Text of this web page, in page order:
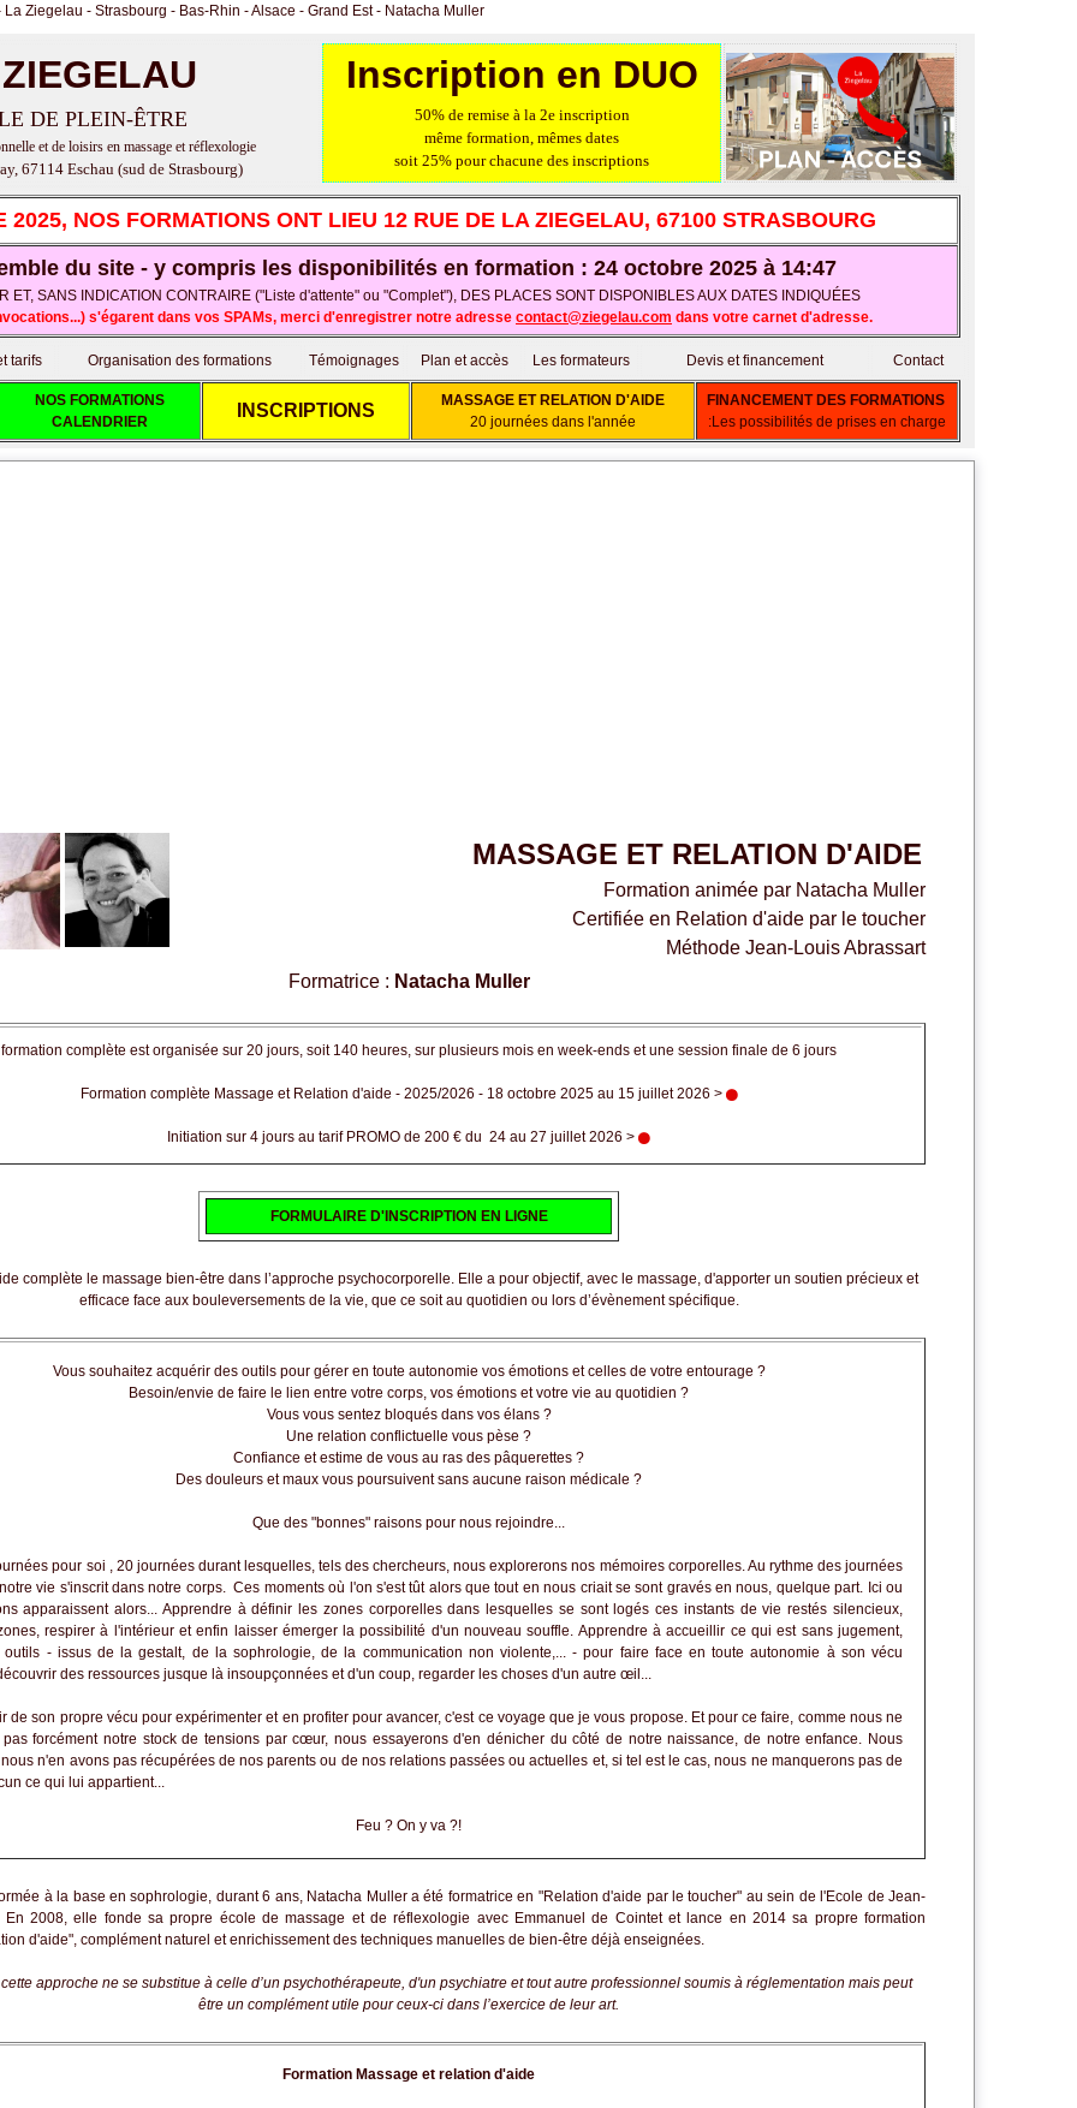
Ziegelau - Strasbourg - Bas-Rhin - Alsace - Grand Est - Natacha Muller
DE PLEIN-ÊTRE
et de loisirs en massage et réflexologie
67114 Eschau (sud de Strasbourg)
Inscription en DUO
50% de remise à la 2e inscription
même formation, mêmes dates
soit 25% pour chacune des inscriptions
2025, NOS FORMATIONS ONT LIEU 12 RUE DE LA ZIEGELAU, 67100 STRASBOURG
du site - y compris les disponibilités en formation : 24 octobre 2025 à 14:47
ET, SANS INDICATION CONTRAIRE ("Liste d'attente" ou "Complet"), DES PLACES SONT DISPONIBLES AUX DATES INDIQUÉES
s'égarent dans vos SPAMs, merci d'enregistrer notre adresse contact@ziegelau.com dans votre carnet d'adresse.
tarifs Organisation des formations Témoignages Plan et accès Les formateurs Devis et financement Contact
NOS FORMATIONS
CALENDRIER
INSCRIPTIONS
MASSAGE ET RELATION D'AIDE
20 journées dans l'année
FINANCEMENT DES FORMATIONS
:Les possibilités de prises en charge
MASSAGE ET RELATION D'AIDE
Formation animée par Natacha Muller
Certifiée en Relation d'aide par le toucher
Méthode Jean-Louis Abrassart
Formatrice : Natacha Muller
complète est organisée sur 20 jours, soit 140 heures, sur plusieurs mois en week-ends et une session finale de 6 jours
Formation complète Massage et Relation d'aide - 2025/2026 - 18 octobre 2025 au 15 juillet 2026 >
Initiation sur 4 jours au tarif PROMO de 200 € du 24 au 27 juillet 2026 >
FORMULAIRE D'INSCRIPTION EN LIGNE
complète le massage bien-être dans l’approche psychocorporelle. Elle a pour objectif, avec le massage, d'apporter un soutien précieux et
efficace face aux bouleversements de la vie, que ce soit au quotidien ou lors d’évènement spécifique.
Vous souhaitez acquérir des outils pour gérer en toute autonomie vos émotions et celles de votre entourage ?
Besoin/envie de faire le lien entre votre corps, vos émotions et votre vie au quotidien ?
Vous vous sentez bloqués dans vos élans ?
Une relation conflictuelle vous pèse ?
Confiance et estime de vous au ras des pâquerettes ?
Des douleurs et maux vous poursuivent sans aucune raison médicale ?
Que des "bonnes" raisons pour nous rejoindre...
soi , 20 journées durant lesquelles, tels des chercheurs, nous explorerons nos mémoires corporelles. Au rythme des journées
vie s'inscrit dans notre corps. Ces moments où l'on s'est tût alors que tout en nous criait se sont gravés en nous, quelque part. Ici ou
apparaissent alors... Apprendre à définir les zones corporelles dans lesquelles se sont logés ces instants de vie restés silencieux,
respirer à l'intérieur et enfin laisser émerger la possibilité d'un nouveau souffle. Apprendre à accueillir ce qui est sans jugement,
outils - issus de la gestalt, de la sophrologie, de la communication non violente,... - pour faire face en toute autonomie à son vécu
des ressources jusque là insoupçonnées et d'un coup, regarder les choses d'un autre œil...
propre vécu pour expérimenter et en profiter pour avancer, c'est ce voyage que je vous propose. Et pour ce faire, comme nous ne
forcément notre stock de tensions par cœur, nous essayerons d'en dénicher du côté de notre naissance, de notre enfance. Nous
n'en avons pas récupérées de nos parents ou de nos relations passées ou actuelles et, si tel est le cas, nous ne manquerons pas de
ce qui lui appartient...
Feu ? On y va ?!
à la base en sophrologie, durant 6 ans, Natacha Muller a été formatrice en "Relation d'aide par le toucher" au sein de l'Ecole de Jean-
En 2008, elle fonde sa propre école de massage et de réflexologie avec Emmanuel de Cointet et lance en 2014 sa propre formation
d'aide", complément naturel et enrichissement des techniques manuelles de bien-être déjà enseignées.
approche ne se substitue à celle d’un psychothérapeute, d'un psychiatre et tout autre professionnel soumis à réglementation mais peut
être un complément utile pour ceux-ci dans l’exercice de leur art.
Formation Massage et relation d'aide